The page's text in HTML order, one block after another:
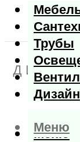
Трубы
Дизайн
Меню
Меню